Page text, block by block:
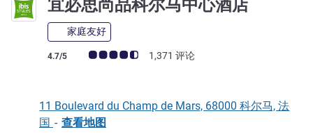
宜必思尚品科尔马中心酒店
家庭友好
客户意见评级 (ALL 评级)
4.7/5 1,371 评论
11 Boulevard du Champ de Mars, 68000 科尔马, 法
国 - 查看地图